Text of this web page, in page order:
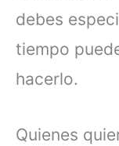
debes
tiempo
hacerlo.
Quienes